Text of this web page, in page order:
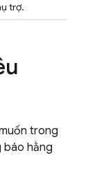
trợ.
trong
báo hằng